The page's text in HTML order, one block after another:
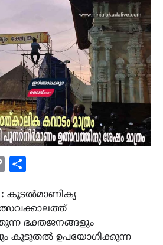
Copy
കൂടൽമാണിക്യ
ഭക്തജനങ്ങളും
കൂടുതൽ ഉപയോഗിക്കുന്ന